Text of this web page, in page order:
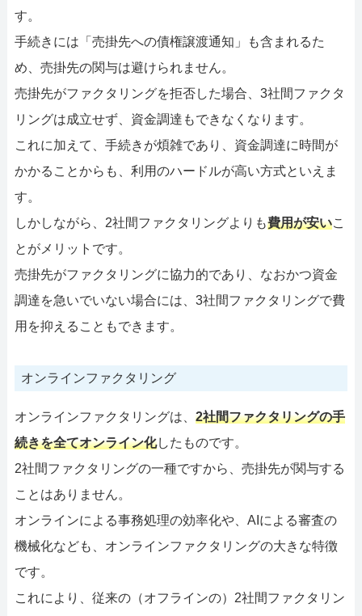
す。
手続きには「売掛先への債権譲渡通知」も含まれるた
め、売掛先の関与は避けられません。
売掛先がファクタリングを拒否した場合、3社間ファクタ
リングは成立せず、資金調達もできなくなります。
これに加えて、手続きが煩雑であり、資金調達に時間が
かかることからも、利用のハードルが高い方式といえま
す。
しかしながら、2社間ファクタリングよりも費用が安いこ
とがメリットです。
売掛先がファクタリングに協力的であり、なおかつ資金
調達を急いでいない場合には、3社間ファクタリングで費
用を抑えることもできます。
オンラインファクタリング
オンラインファクタリングは、 2社間ファクタリングの手
続きを全てオンライン化したものです。
2社間ファクタリングの一種ですから、売掛先が関与する
ことはありません。
オンラインによる事務処理の効率化や、AIによる審査の
機械化なども、オンラインファクタリングの大きな特徴
です。
これにより、従来の（オフラインの）2社間ファクタリン